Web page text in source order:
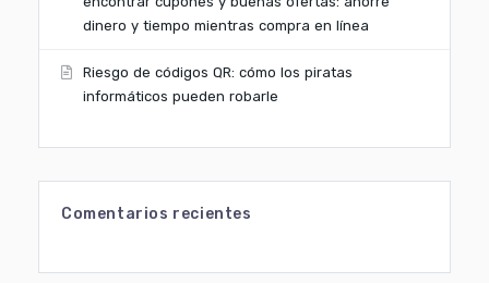
dinero y tiempo mientras compra en línea
Riesgo de códigos QR: cómo los piratas
informáticos pueden robarle
Comentarios recientes